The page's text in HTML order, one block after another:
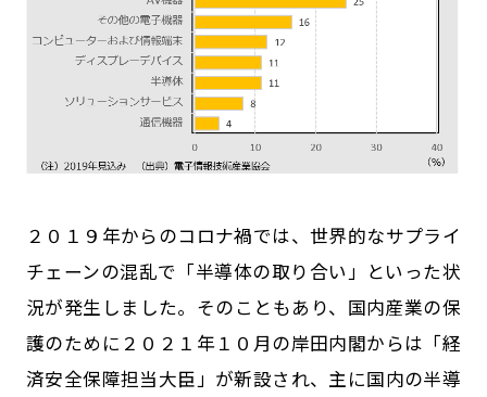
２０１９年からのコロナ禍では、世界的なサプライ
チェーンの混乱で「半導体の取り合い」といった状
況が発生しました。そのこともあり、国内産業の保
護のために２０２１年１０月の岸田内閣からは「経
済安全保障担当大臣」が新設され、主に国内の半導